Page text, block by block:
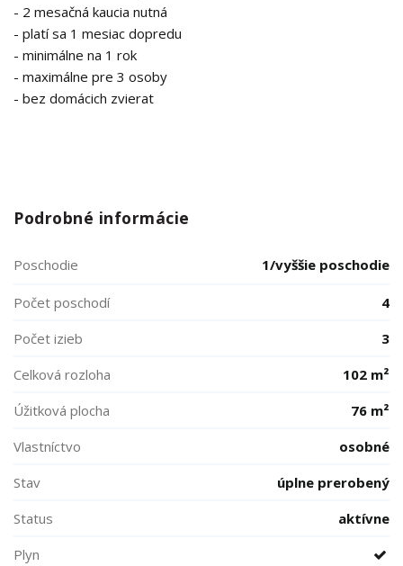
- 2 mesačná kaucia nutná
- platí sa 1 mesiac dopredu
- minimálne na 1 rok
- maximálne pre 3 osoby
- bez domácich zvierat
Podrobné informácie
Poschodie 1/vyššie poschodie
Počet poschodí
4
Počet izieb
3
Celková rozloha
102 m²
Úžitková plocha
76 m²
Vlastníctvo
osobné
Stav
úplne prerobený
Status
aktívne
Plyn